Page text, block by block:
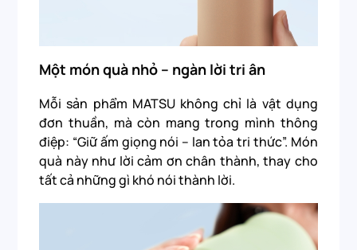
Một món quà nhỏ – ngàn lời tri ân
Mỗi sản phẩm MATSU không chỉ là vật dụng
đơn thuần, mà còn mang trong mình thông
điệp: “Giữ ấm giọng nói – lan tỏa tri thức”. Món
quà này như lời cảm ơn chân thành, thay cho
tất cả những gì khó nói thành lời.